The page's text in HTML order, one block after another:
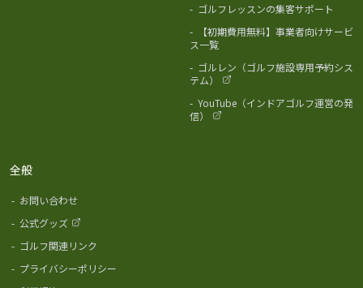
- ゴルフレッスンの集客サポート
-
【初期費用無料】事業者向けサービ
ス一覧
- ゴルレン（ゴルフ施設専用予約シス
テム）
- YouTube（インドアゴルフ運営の発
信）
全般
- お問い合わせ
- 公式グッズ
- ゴルフ関連リンク
- プライバシーポリシー